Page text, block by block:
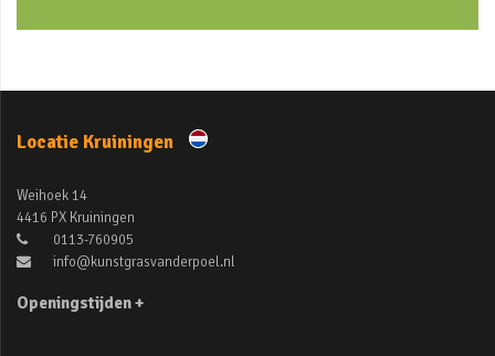
Locatie Kruiningen
Weihoek 14
4416 PX Kruiningen
0113-760905
info@kunstgrasvanderpoel.nl
Openingstijden +